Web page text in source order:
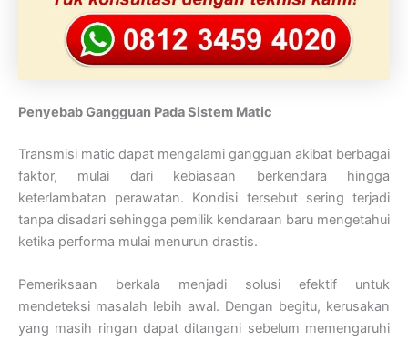
Penyebab Gangguan Pada Sistem Matic
Transmisi matic dapat mengalami gangguan akibat berbagai
faktor, mulai dari kebiasaan berkendara hingga
keterlambatan perawatan. Kondisi tersebut sering terjadi
tanpa disadari sehingga pemilik kendaraan baru mengetahui
ketika performa mulai menurun drastis.
Pemeriksaan berkala menjadi solusi efektif untuk
mendeteksi masalah lebih awal. Dengan begitu, kerusakan
yang masih ringan dapat ditangani sebelum memengaruhi